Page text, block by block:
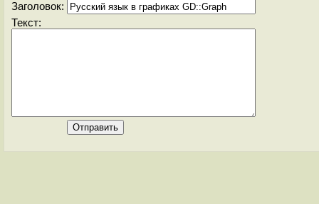
Заголовок:
Текст: